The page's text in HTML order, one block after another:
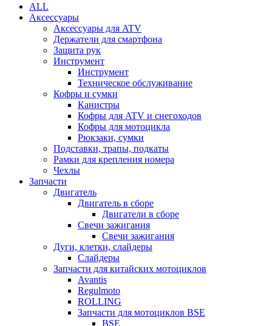
ALL
Аксессуары
Аксессуары для ATV
Держатели для смартфона
Защита рук
Инструмент
Инструмент
Техническое обслуживание
Кофры и сумки
Канистры
Кофры для ATV и снегоходов
Кофры для мотоцикла
Рюкзаки, сумки
Подставки, трапы, подкаты
Рамки для крепления номера
Чехлы
Запчасти
Двигатель
Двигатель в сборе
Двигатели в сборе
Свечи зажигания
Свечи зажигания
Дуги, клетки, слайдеры
Слайдеры
Запчасти для китайских мотоциклов
Avantis
Regulmoto
ROLLING
Запчасти для мотоциклов BSE
BSE